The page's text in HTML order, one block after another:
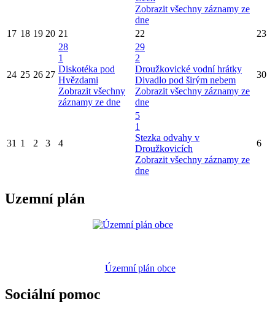
Zobrazit všechny záznamy ze
dne
17 18 19 20 21 22 23
24 25 26 27
28
1
Diskotéka pod
Hvězdami
Zobrazit všechny
záznamy ze dne
29
2
Droužkovické vodní hrátky
Divadlo pod širým nebem
Zobrazit všechny záznamy ze
dne
30
31 1 2 3 4
5
1
Stezka odvahy v
Droužkovicích
Zobrazit všechny záznamy ze
dne
6
Uzemní plán
Územní plán obce
Sociální pomoc